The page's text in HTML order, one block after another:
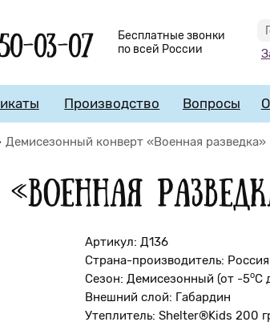
03-07
Бесплатные звонки
по всей России
Производство Вопросы
Демисезонный конверт «Военная разведка»
Артикул: Д136
Страна-производитель: Россия
Сезон: Демисезонный (от -5оС
Внешний слой: Габардин
Утеплитель: Shelter®Kids 200